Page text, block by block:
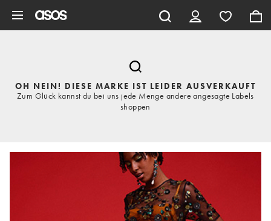
OH NEIN! DIESE MARKE IST LEIDER AUSVERKAUFT
Zum Glück kannst du bei uns jede Menge andere angesagte Labels
shoppen